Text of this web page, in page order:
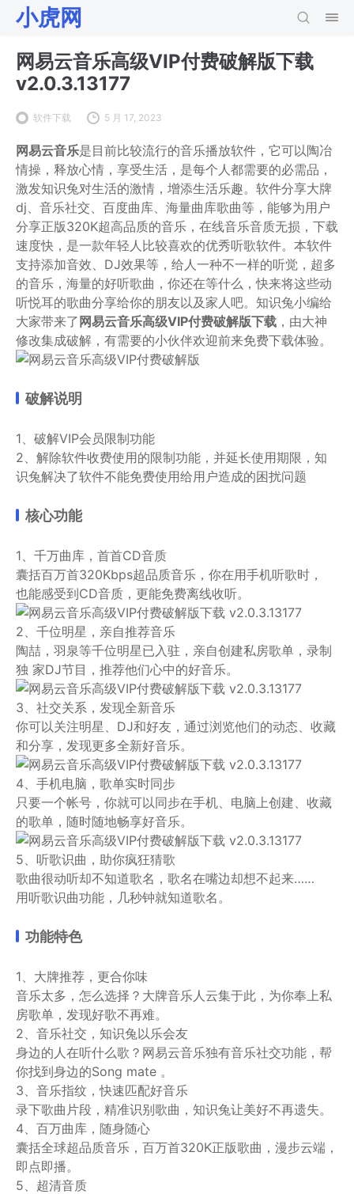
小虎网
网易云音乐高级VIP付费破解版下载
v2.0.3.13177
软件下载 5 月 17, 2023
网易云音乐是目前比较流行的音乐播放软件，它可以陶冶
情操，释放心情，享受生活，是每个人都需要的必需品，
激发知识兔对生活的激情，增添生活乐趣。软件分享大牌
dj、音乐社交、百度曲库、海量曲库歌曲等，能够为用户
分享正版320K超高品质的音乐，在线音乐音质无损，下载
速度快，是一款年轻人比较喜欢的优秀听歌软件。本软件
支持添加音效、DJ效果等，给人一种不一样的听觉，超多
的音乐，海量的好听歌曲，你还在等什么，快来将这些动
听悦耳的歌曲分享给你的朋友以及家人吧。知识兔小编给
大家带来了 网易云音乐高级VIP付费破解版下载 ，由大神
修改集成破解，有需要的小伙伴欢迎前来免费下载体验。
破解说明
1、破解VIP会员限制功能
2、解除软件收费使用的限制功能，并延长使用期限，知
识兔解决了软件不能免费使用给用户造成的困扰问题
核心功能
1、千万曲库，首首CD音质
囊括百万首320Kbps超品质音乐，你在用手机听歌时，
也能感受到CD音质，更能免费离线收听。
2、千位明星，亲自推荐音乐
陶喆，羽泉等千位明星已入驻，亲自创建私房歌单，录制
独 家DJ节目，推荐他们心中的好音乐。
3、社交关系，发现全新音乐
你可以关注明星、DJ和好友，通过浏览他们的动态、收藏
和分享，发现更多全新好音乐。
4、手机电脑，歌单实时同步
只要一个帐号，你就可以同步在手机、电脑上创建、收藏
的歌单，随时随地畅享好音乐。
5、听歌识曲，助你疯狂猜歌
歌曲很动听却不知道歌名，歌名在嘴边却想不起来……
用听歌识曲功能，几秒钟就知道歌名。
功能特色
1、大牌推荐，更合你味
音乐太多，怎么选择？大牌音乐人云集于此，为你奉上私
房歌单，发现好歌不再难。
2、音乐社交，知识兔以乐会友
身边的人在听什么歌？网易云音乐独有音乐社交功能，帮
你找到身边的Song mate 。
3、音乐指纹，快速匹配好音乐
录下歌曲片段，精准识别歌曲，知识兔让美好不再遗失。
4、百万曲库，随身随心
囊括全球超品质音乐，百万首320K正版歌曲，漫步云端，
即点即播。
5、超清音质